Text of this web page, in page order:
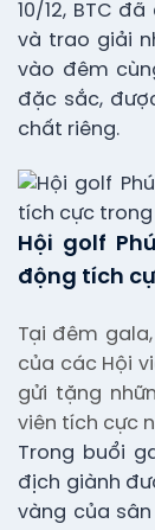
10/12, BTC
và trao giải
vào đêm
đặc sắc,
chất riêng.
Hội golf
động tích
Tại đêm
của các Hội
gửi tặng
viên tích cực
Trong buổi
địch giành
vàng của